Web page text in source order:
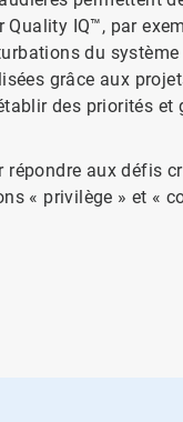
Quality IQ™, par
du système
grâce aux
des priorités
répondre aux défis
« privilège » et «